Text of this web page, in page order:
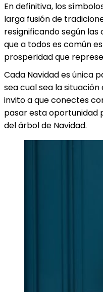
En definitiva, los
larga fusión de
resignificando según las
que a todos es común
prosperidad que
Cada Navidad es única
sea cual sea la
invito a que conectes
pasar esta oportunidad
del árbol de Navidad.